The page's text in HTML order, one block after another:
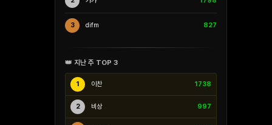
3 difm 827
👑 지난 주 TOP 3
1 이찬 1738
2 비상 997